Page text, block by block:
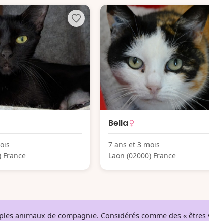
France
Bella
7 ans et 3 mois
Laon (02000) France
animaux de compagnie. Considérés comme des «